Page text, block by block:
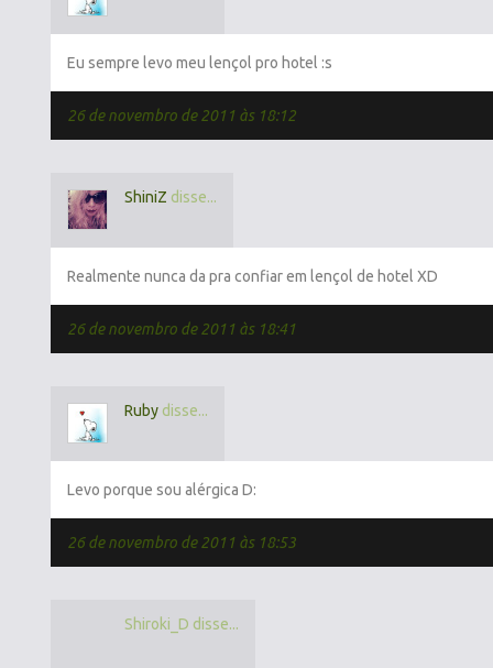
Eu sempre levo meu lençol pro hotel :s
26 de novembro de 2011 às 18:12
ShiniZ disse...
Realmente nunca da pra confiar em lençol de hotel XD
26 de novembro de 2011 às 18:41
Ruby disse...
Levo porque sou alérgica D:
26 de novembro de 2011 às 18:53
Shiroki_D disse...